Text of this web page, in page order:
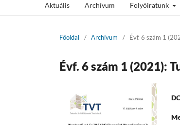
Aktuális Archívum Folyóiratunk
Főoldal / Archívum / Évf. 6 szám 1
Évf. 6 szám 1 (2021):